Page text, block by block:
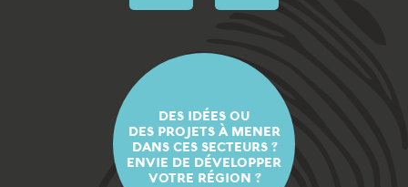
DES IDÉES OU
DES PROJETS À MENER
DANS CES SECTEURS ?
ENVIE DE DÉVELOPPER
VOTRE RÉGION ?